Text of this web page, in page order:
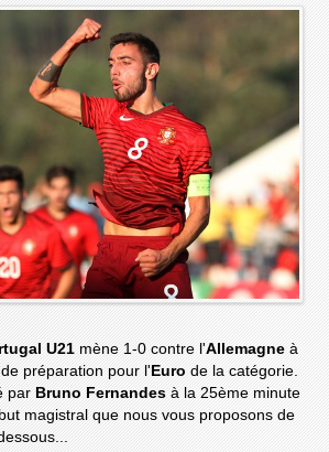
U21 mène 1-0 contre l'Allemagne à
préparation pour l' Euro de la catégorie.
par Bruno Fernandes à la 25ème minute
magistral que nous vous proposons de